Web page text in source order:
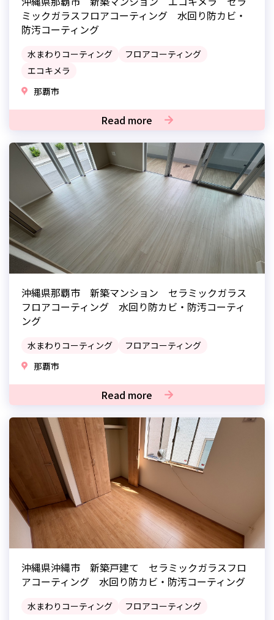
ミックガラスフロアコーティング 水回り防カビ・
防汚コーティング
水まわりコーティング
フロアコーティング
エコキメラ
那覇市
Read more
沖縄県那覇市 新築マンション セラミックガラス
フロアコーティング 水回り防カビ・防汚コーティ
ング
水まわりコーティング
フロアコーティング
那覇市
Read more
沖縄県沖縄市 新築戸建て セラミックガラスフロ
アコーティング 水回り防カビ・防汚コーティング
水まわりコーティング
フロアコーティング